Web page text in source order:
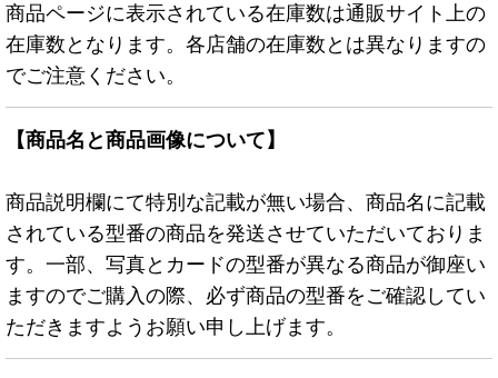
商品ページに表示されている在庫数は通販サイト上の
在庫数となります。各店舗の在庫数とは異なりますの
でご注意ください。
【商品名と商品画像について】
商品説明欄にて特別な記載が無い場合、商品名に記載
されている型番の商品を発送させていただいておりま
す。一部、写真とカードの型番が異なる商品が御座い
ますのでご購入の際、必ず商品の型番をご確認してい
ただきますようお願い申し上げます。